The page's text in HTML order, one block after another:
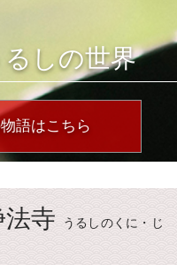
しの世界
語はこちら
寺
うるしのくに・じ